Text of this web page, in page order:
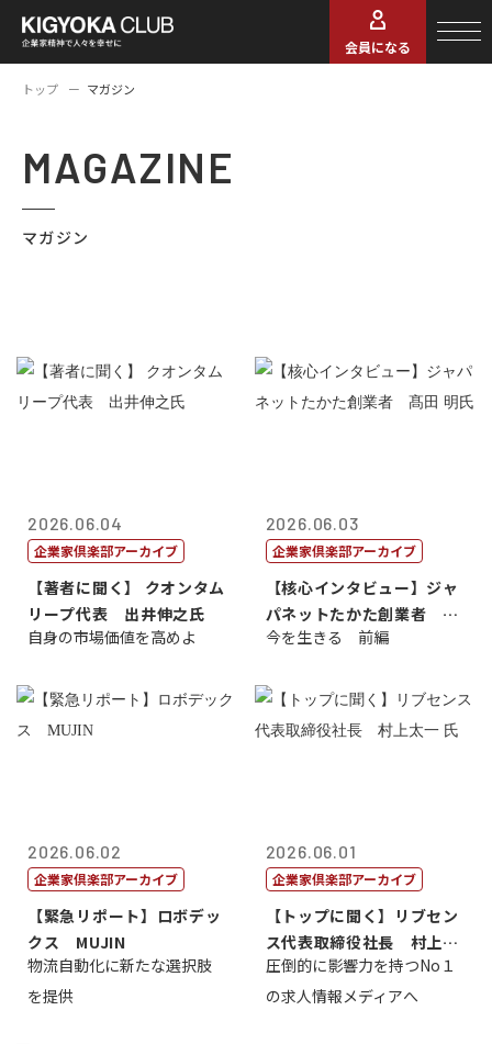
会員になる
トップ マガジン
MAGAZINE
マガジン
2026.06.04
企業家倶楽部アーカイブ
【著者に聞く】 クオンタム
リープ代表 出井伸之氏
自身の市場価値を高めよ
2026.06.03
企業家倶楽部アーカイブ
【核心インタビュー】ジャ
パネットたかた創業者 髙
田 明氏
今を生きる 前編
2026.06.02
企業家倶楽部アーカイブ
【緊急リポート】ロボデッ
クス MUJIN
物流自動化に新たな選択肢
を提供
2026.06.01
企業家倶楽部アーカイブ
【トップに聞く】リブセン
ス代表取締役社長 村上太
一 氏
圧倒的に影響力を持つNo１
の求人情報メディアへ